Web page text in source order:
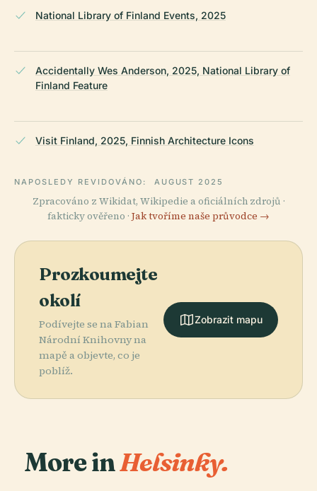
National Library of Finland Events, 2025
Accidentally Wes Anderson, 2025, National Library of
Finland Feature
Visit Finland, 2025, Finnish Architecture Icons
NAPOSLEDY REVIDOVÁNO: AUGUST 2025
Zpracováno z Wikidat, Wikipedie a oficiálních zdrojů ·
fakticky ověřeno · Jak tvoříme naše průvodce →
Prozkoumejte
okolí
Podívejte se na Fabian
Národní Knihovny na
mapě a objevte, co je
poblíž.
Zobrazit mapu
More inHelsinky.